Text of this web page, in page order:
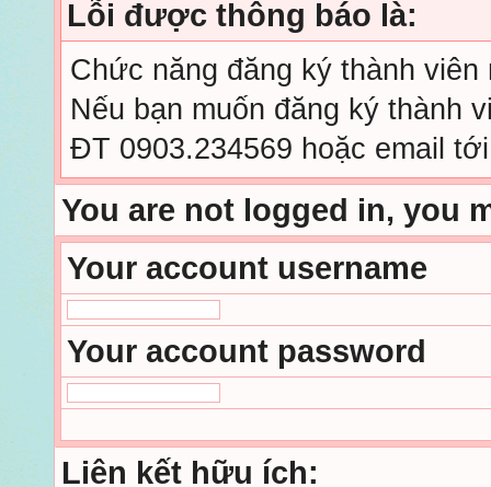
Lỗi được thông báo là:
Chức năng đăng ký thành
Nếu bạn muốn đăng ký thành
ĐT 0903.234569 hoặc email
You are not logged in, you
Your account username
Your account password
Liên kết hữu ích: